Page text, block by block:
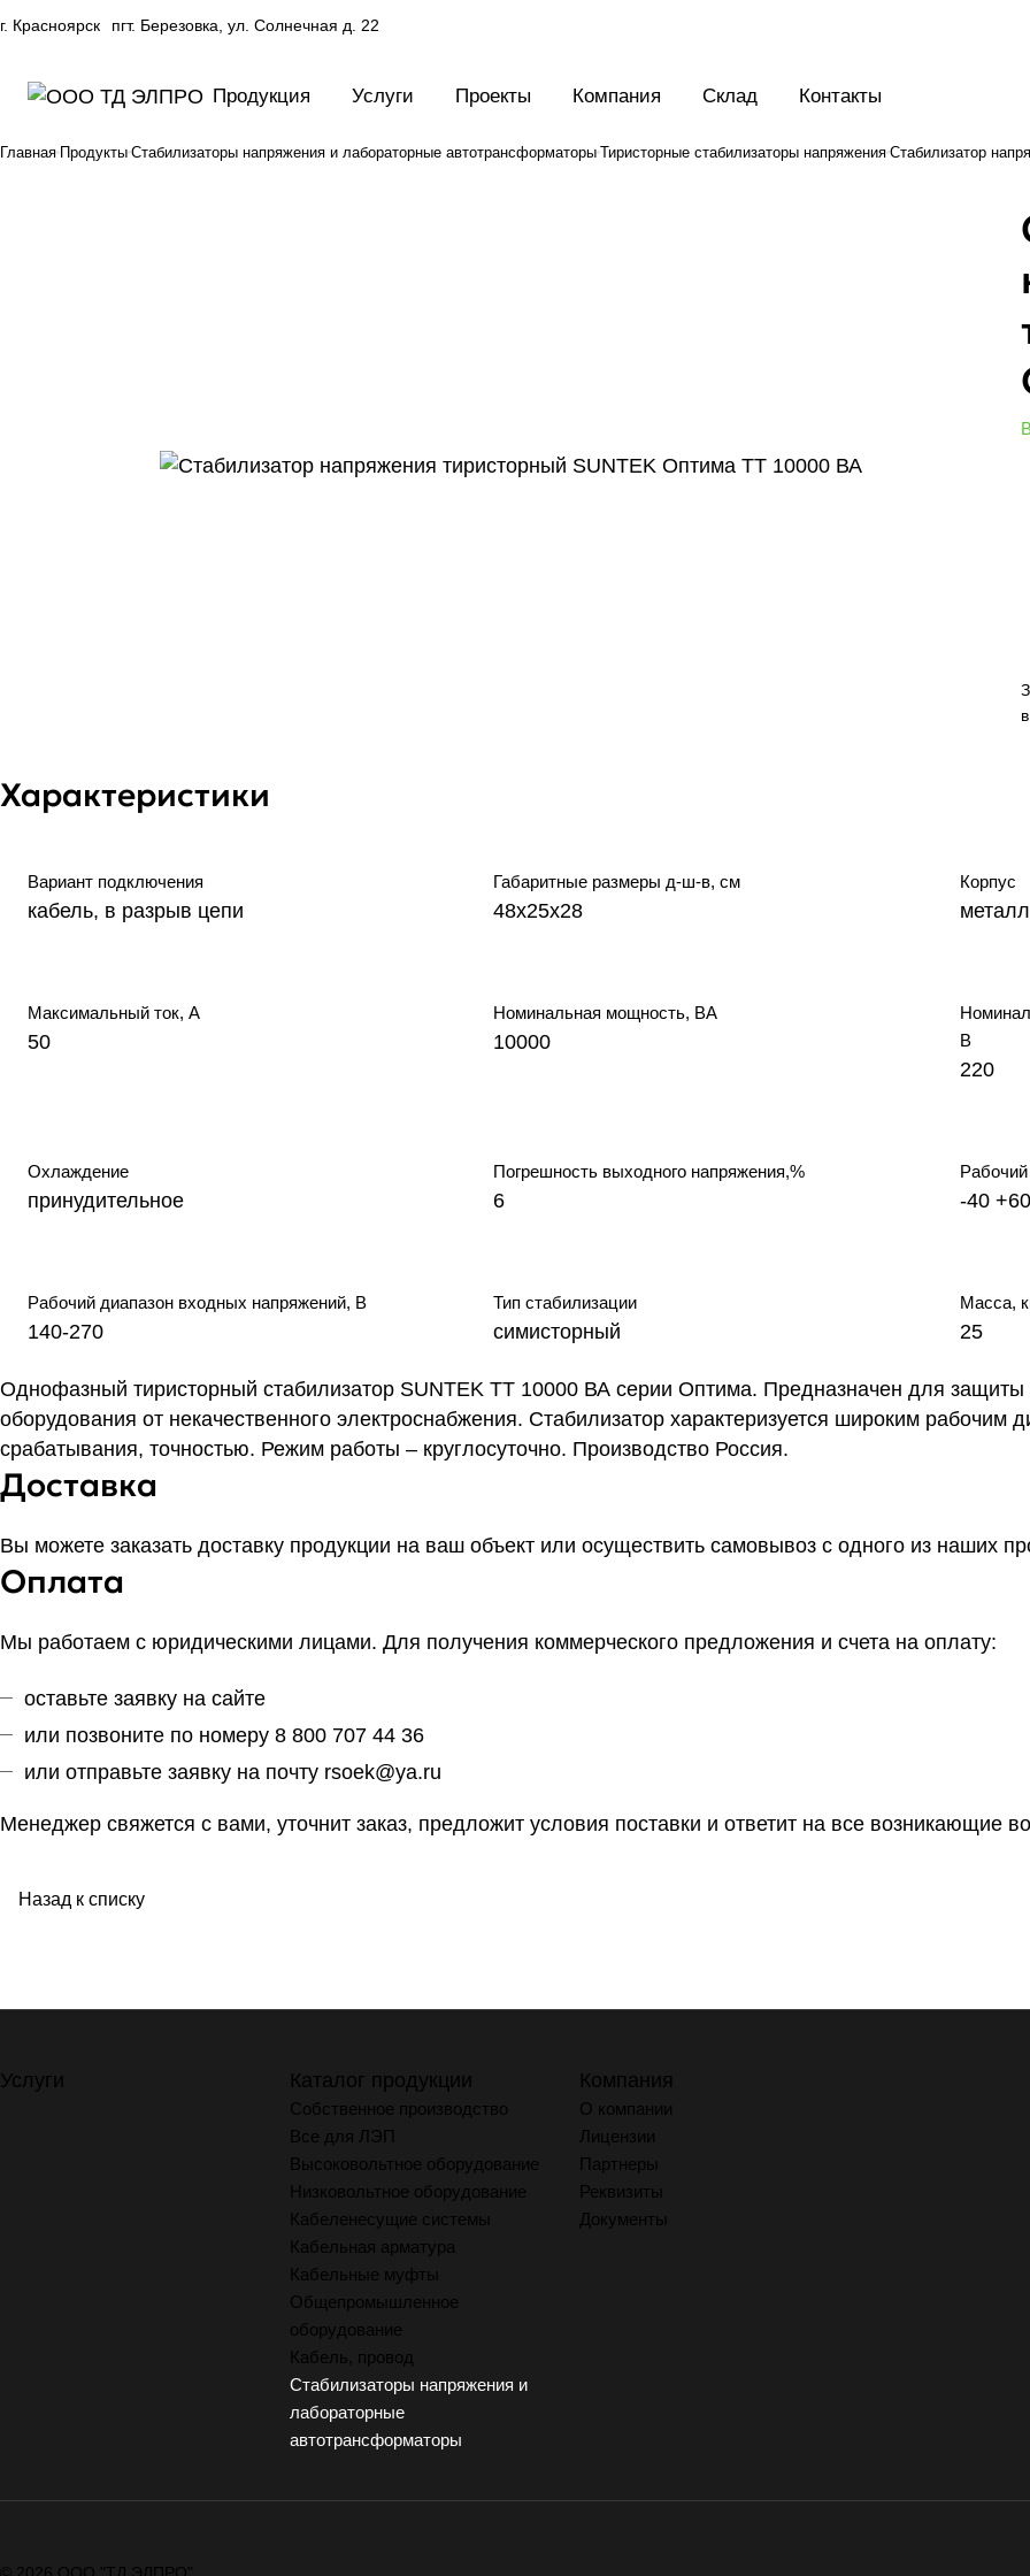
г. Красноярск пгт. Березовка, ул. Солнечная д. 22
Продукция Услуги Проекты Компания Склад Контакты
Главная Продукты Стабилизаторы напряжения и лабораторные автотрансформаторы Тиристорные стабилизаторы напряжения Стабилизатор
Характеристики
Вариант подключения
кабель, в разрыв цепи
Габаритные размеры д-ш-в, см
48х25х28
Корпус
металл
Максимальный ток, А
50
Номинальная мощность, ВА
10000
В
220
Охлаждение
принудительное
Погрешность выходного напряжения,%
6 -40
Рабочий диапазон входных напряжений, В
140-270
Тип стабилизации
симисторный
Масса,
25
Однофазный тиристорный стабилизатор SUNTEK ТТ 10000 ВА серии Оптима. Предназначен для
оборудования от некачественного электроснабжения. Стабилизатор характеризуется широким рабочим
срабатывания, точностью. Режим работы – круглосуточно. Производство Россия.
Доставка
Вы можете заказать доставку продукции на ваш объект или осуществить самовывоз с одного из наших
Оплата
Мы работаем с юридическими лицами. Для получения коммерческого предложения и счета на оплату:
оставьте заявку на сайте
или позвоните по номеру 8 800 707 44 36
или отправьте заявку на почту rsoek@ya.ru
Менеджер свяжется с вами, уточнит заказ, предложит условия поставки и ответит на все возникающие
Назад к списку
Услуги Каталог продукции
Собственное производство
Все для ЛЭП
Высоковольтное оборудование
Низковольтное оборудование
Кабеленесущие системы
Кабельная арматура
Кабельные муфты
Общепромышленное
оборудование
Кабель, провод
Стабилизаторы напряжения и
лабораторные
автотрансформаторы
Компания
О компании
Лицензии
Партнеры
Реквизиты
Документы